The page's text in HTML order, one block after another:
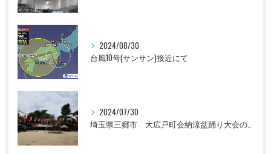
2024/08/30
台風10号(サンサン)接近にて
2024/07/30
埼玉県三郷市 大広戸町会納涼盆踊り大会のお知らせ 2024